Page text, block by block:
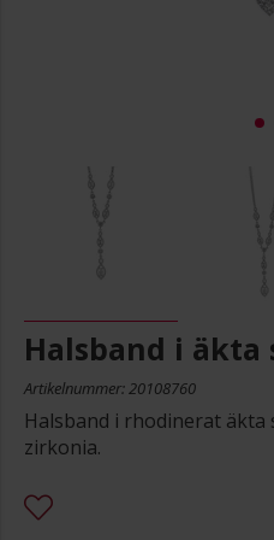
Halsband i äkta
Artikelnummer: 20108760
Halsband i rhodinerat äkta
zirkonia.